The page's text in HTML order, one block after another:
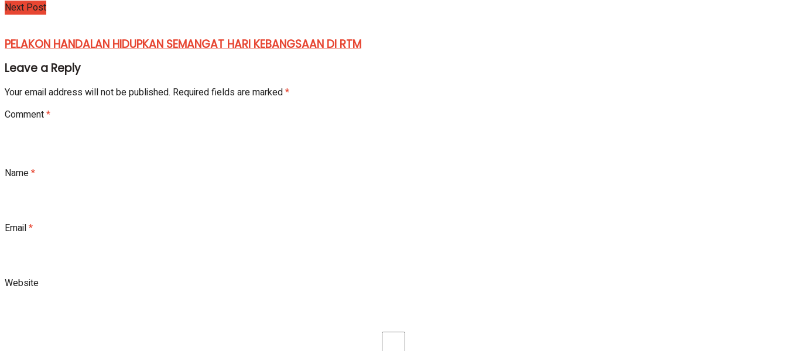
Next Post
PELAKON HANDALAN HIDUPKAN SEMANGAT HARI KEBANGSAAN DI RTM
Leave a Reply
Your email address will not be published. Required fields are marked*
Comment*
Name*
Email*
Website